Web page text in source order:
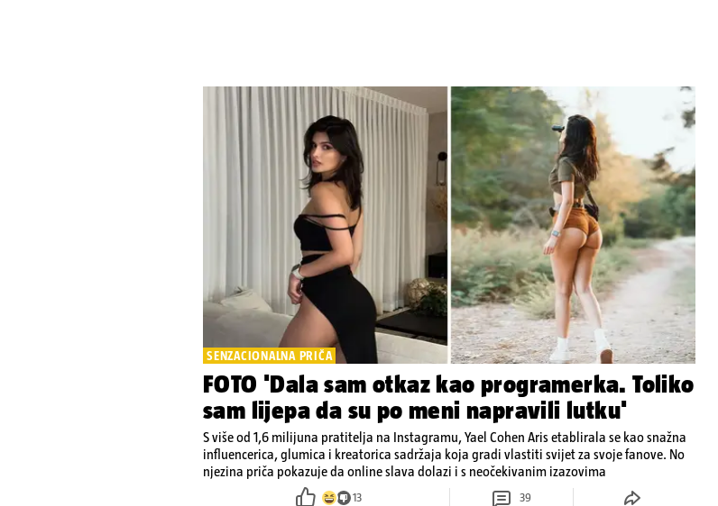
SENZACIONALNA PRIČA
FOTO 'Dala sam otkaz kao programerka. Toliko
sam lijepa da su po meni napravili lutku'
S više od 1,6 milijuna pratitelja na Instagramu, Yael Cohen Aris etablirala se kao snažna
influencerica, glumica i kreatorica sadržaja koja gradi vlastiti svijet za svoje fanove. No
njezina priča pokazuje da online slava dolazi i s neočekivanim izazovima
13 39